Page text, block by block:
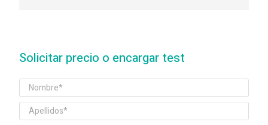
Solicitar precio o encargar test